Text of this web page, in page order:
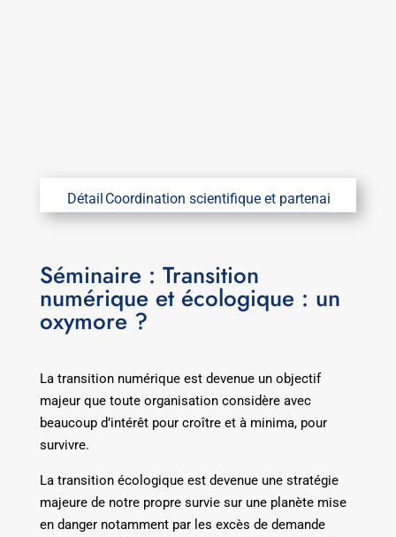
Détail Coordination scientifique et partenaires
Séminaire : Transition
numérique et écologique : un
oxymore ?
La transition numérique est devenue un objectif
majeur que toute organisation considère avec
beaucoup d’intérêt pour croître et à minima, pour
survivre.
La transition écologique est devenue une stratégie
majeure de notre propre survie sur une planète mise
en danger notamment par les excès de demande